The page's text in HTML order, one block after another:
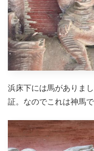
浜床下には馬がありま
証。なのでこれは神馬